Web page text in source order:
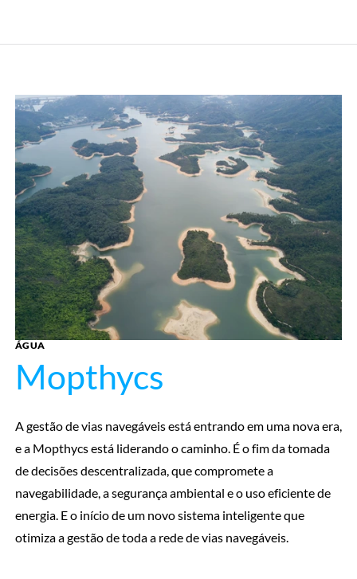
ÁGUA
Mopthycs
A gestão de vias navegáveis está entrando em uma nova era,
e a Mopthycs está liderando o caminho. É o fim da tomada
de decisões descentralizada, que compromete a
navegabilidade, a segurança ambiental e o uso eficiente de
energia. E o início de um novo sistema inteligente que
otimiza a gestão de toda a rede de vias navegáveis.